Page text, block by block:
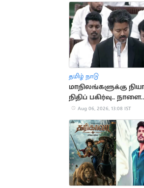
தமிழ் நாடு
மாநிலங்களுக்கு
நிதிப் பகிர்வு.. நாளை
சட்டப்பேரவையில்
தீர்மானம்
Aug 06, 2026, 13:08 IST